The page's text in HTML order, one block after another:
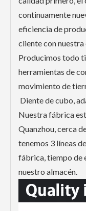
continuamente
eficiencia de
cliente con nuestra
Producimos todo
herramientas de
movimiento de
Diente de cubo,
Nuestra fábrica
Quanzhou, cerca
tenemos 3 líneas
fábrica, tiempo de
nuestro almacén.